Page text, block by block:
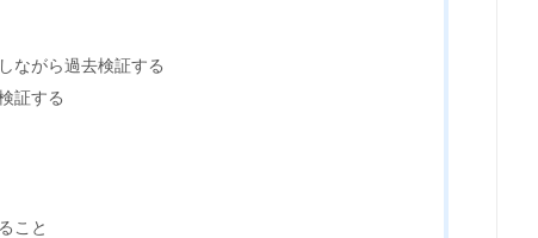
ながら過去検証する
証する
こと